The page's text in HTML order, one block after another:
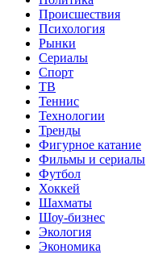
Происшествия
Психология
Рынки
Сериалы
Спорт
ТВ
Теннис
Технологии
Тренды
Фигурное катание
Фильмы и сериалы
Футбол
Хоккей
Шахматы
Шоу-бизнес
Экология
Экономика